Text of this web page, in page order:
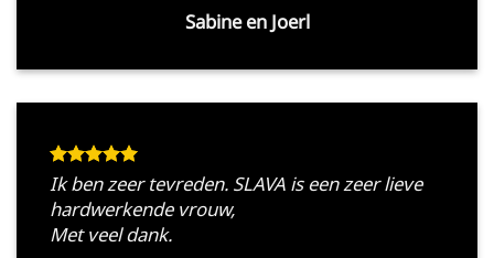
Sabine en Joerl
Ik ben zeer tevreden. SLAVA is een zeer lieve
hardwerkende vrouw,
Met veel dank.